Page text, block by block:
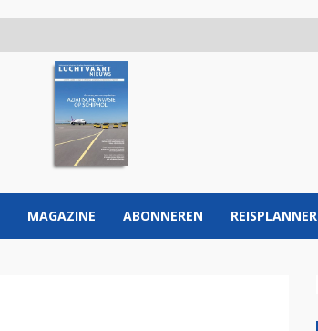
MAGAZINE ABONNEREN REISPLANNER